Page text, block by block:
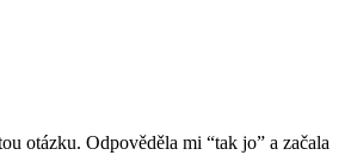
otázku. Odpověděla mi “tak jo” a začala